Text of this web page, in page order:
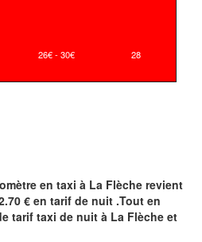
26€ - 30€ 28
en taxi à La Flèche revient
€ en tarif de nuit .Tout en
tarif taxi de nuit à La Flèche et